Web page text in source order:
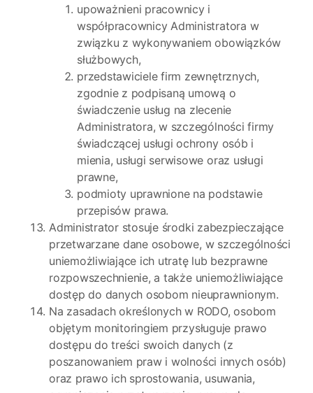
upoważnieni pracownicy i
współpracownicy Administratora w
związku z wykonywaniem obowiązków
służbowych,
przedstawiciele firm zewnętrznych,
zgodnie z podpisaną umową o
świadczenie usług na zlecenie
Administratora, w szczególności firmy
świadczącej usługi ochrony osób i
mienia, usługi serwisowe oraz usługi
prawne,
podmioty uprawnione na podstawie
przepisów prawa.
Administrator stosuje środki zabezpieczające
przetwarzane dane osobowe, w szczególności
uniemożliwiające ich utratę lub bezprawne
rozpowszechnienie, a także uniemożliwiające
dostęp do danych osobom nieuprawnionym.
Na zasadach określonych w RODO, osobom
objętym monitoringiem przysługuje prawo
dostępu do treści swoich danych (z
poszanowaniem praw i wolności innych osób)
oraz prawo ich sprostowania, usuwania,